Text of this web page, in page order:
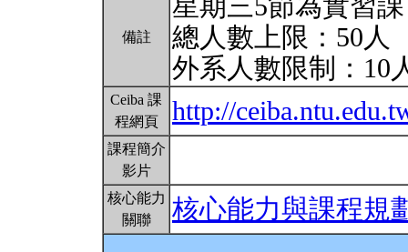
備註
星期三5節為實習課
總人數上限：50人
外系人數限制：10
Ceiba 課
程網頁
http://
課程簡介
影片
核心能力
關聯
核心能力與課程規